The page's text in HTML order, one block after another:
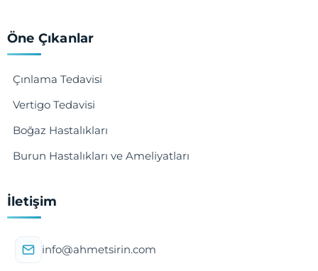
Öne Çıkanlar
Çınlama Tedavisi
Vertigo Tedavisi
Boğaz Hastalıkları
Burun Hastalıkları ve Ameliyatları
İletişim
info@ahmetsirin.com